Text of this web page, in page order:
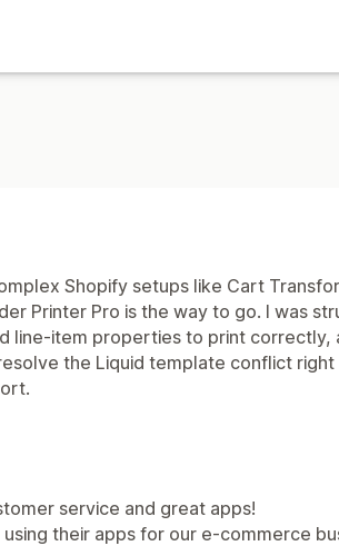
Shopify setups like Cart
Printer Pro is the way to go. I was
line-item properties to print correctly,
the Liquid template conflict right
service and great apps!
using their apps for our e-commerce